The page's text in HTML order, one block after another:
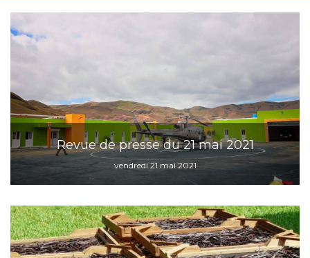
Revue de presse du 21 mai 2021
vendredi 21 mai 2021